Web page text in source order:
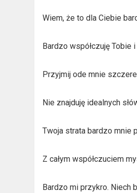
Wiem, że to dla Ciebie
Bardzo współczuję
Przyjmij ode mnie
Nie znajduję idealnych
Twoja strata bardzo mnie
Z całym współczuciem
Bardzo mi przykro. Niech